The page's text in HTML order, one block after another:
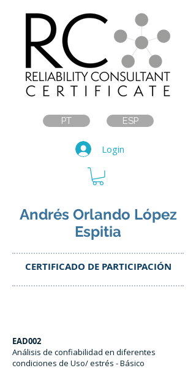
PT ESP
Login
Andrés Orlando López
Espitia
CERTIFICADO DE PARTICIPACIÓN
EAD002
Análisis de confiabilidad en diferentes
condiciones de Uso/ estrés - Básico